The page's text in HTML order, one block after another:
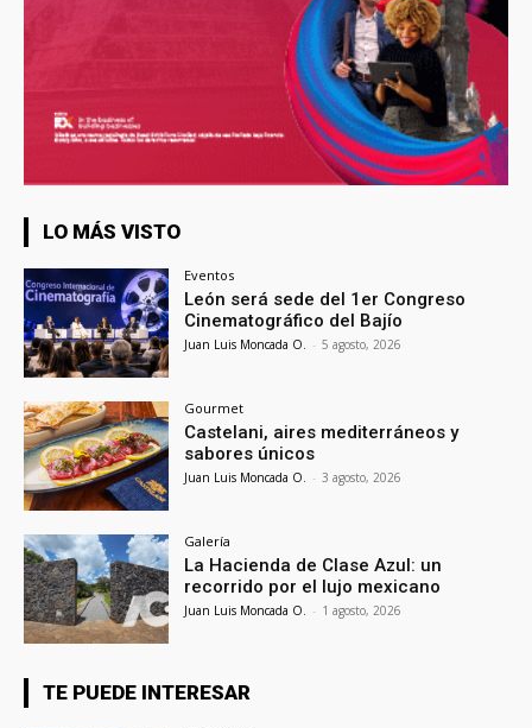
LO MÁS VISTO
Eventos
León será sede del 1er Congreso
Cinematográfico del Bajío
Juan Luis Moncada O. - 5 agosto, 2026
Gourmet
Castelani, aires mediterráneos y
sabores únicos
Juan Luis Moncada O. - 3 agosto, 2026
Galería
La Hacienda de Clase Azul: un
recorrido por el lujo mexicano
Juan Luis Moncada O. - 1 agosto, 2026
TE PUEDE INTERESAR